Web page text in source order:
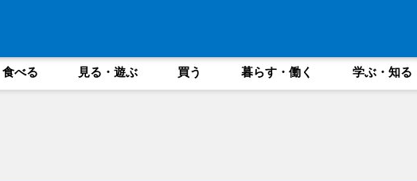
食べる 見る・遊ぶ 買う 暮らす・働く 学ぶ・知る